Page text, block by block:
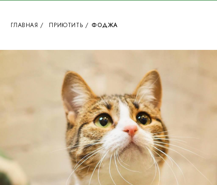
ГЛАВНАЯ / ПРИЮТИТЬ / ФОДЖА